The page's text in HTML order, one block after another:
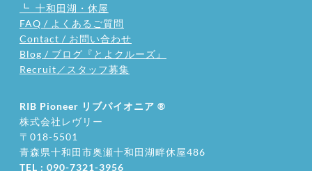
┗ 十和田湖・休屋
FAQ / よくあるご質問
Contact / お問い合わせ
Blog / ブログ『とよクルーズ』
Recruit／スタッフ募集
RIB Pioneer リブパイオニア ®
株式会社レヴリー
〒018-5501
​青森県十和田市奥瀬十和田湖畔休屋486
TEL : 090-7321-3956